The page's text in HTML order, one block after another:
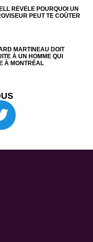
RÉVÈLE POURQUOI UN
PEUT TE COÛTER
MARTINEAU DOIT
À UN HOMME QUI
À MONTRÉAL